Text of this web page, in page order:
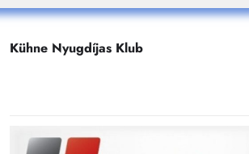
Kühne Nyugdíjas Klub